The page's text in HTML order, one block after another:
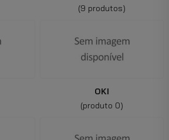
(9 produtos)
OKI
(produto 0)